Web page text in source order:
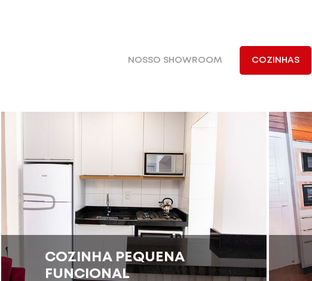
NOSSO SHOWROOM COZINHAS
COZINHA PEQUENA
FUNCIONAL